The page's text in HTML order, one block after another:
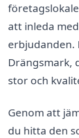
att inleda
erbjudanden.
Drängsmark,
stor och
Genom att
du hitta den